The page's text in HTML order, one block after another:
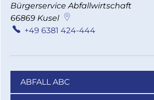
Bürgerservice Abfallwirtschaft
66869 Kusel
+49 6381 424-444
ABFALL ABC